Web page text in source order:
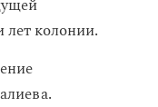
колонии.